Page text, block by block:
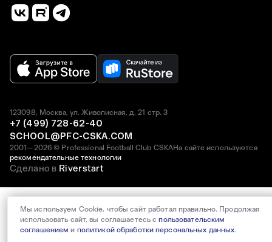
2001—2026 © Professional Football Club CSKAНа сайте используются
рекомендательные технологии
123098, Москва, ул. Живописная, д. 21 стр. 3
+7 (499) 728-62-40
SCHOOL@PFC-CSKA.COM
Сделано в Riverstart
Мы используем Cookie, чтобы сайт работал правильно. Продолжая
использовать сайт, вы соглашаетесь спользовательским
соглашением и политикой обработки персональных данных.